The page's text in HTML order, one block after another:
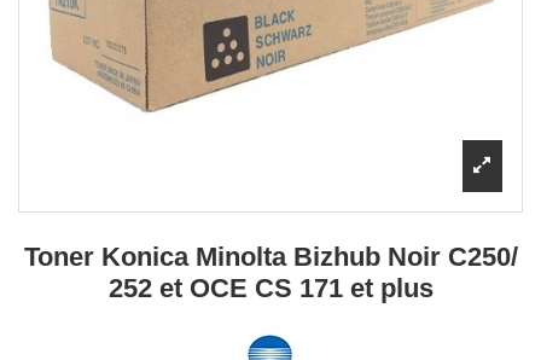
Toner Konica Minolta Bizhub Noir C250/
252 et OCE CS 171 et plus